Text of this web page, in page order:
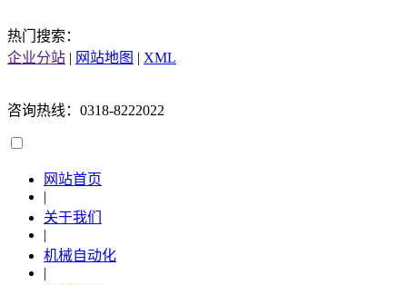
热门搜索：
企业分站 | 网站地图 | XML
咨询热线：0318-8222022
网站首页
|
关于我们
|
机械自动化
|